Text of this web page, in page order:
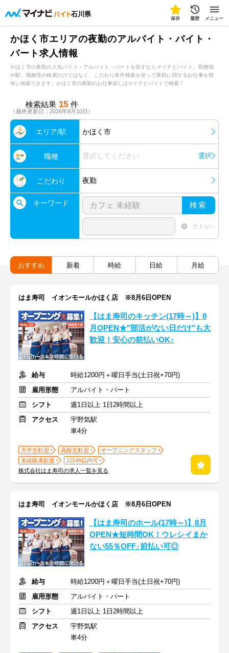
石川県
保存 履歴 メニュー
かほく市エリアの夜勤のアルバイト・バイト・
パート求人情報
かほく市の夜勤の人気バイト・アルバイト・パートを探すならマイナビバイト。勤務地
や駅、職種等の検索だけではなく、こだわり条件検索を使って夜勤に関するお仕事を簡
単に検索できます。かほく市の夜勤のお仕事探しはマイナビバイトで検索！
検索結果 15 件
（最終更新日：2026年8月10日）
エリア/駅 かほく市
職種 選択してください 選択
こだわり 夜勤
キーワード 検索
含まない
おすすめ 新着 時給 日給 月給
はま寿司 イオンモールかほく店 ※8月6日OPEN
【はま寿司のキッチン(17時～)】8
月OPEN★"部活がない日だけ"も大
歓迎！安心の前払いOK♪
給与
時給1200円＋曜日手当(土日祝+70円)
雇用形態
アルバイト・パート
シフト
週1日以上 1日2時間以上
アクセス
宇野気駅
車4分
大学生歓迎 高校生歓迎
オープニングスタッフ
未経験者歓迎
1日4h以内可
株式会社はま寿司の求人一覧を見る
はま寿司 イオンモールかほく店 ※8月6日OPEN
【はま寿司のホール(17時～)】8月
OPEN★短時間OK！ウレシイまか
ない55％OFF♪前払い可◎
給与
時給1200円＋曜日手当(土日祝+70円)
雇用形態
アルバイト・パート
シフト
週1日以上 1日2時間以上
アクセス
宇野気駅
車4分